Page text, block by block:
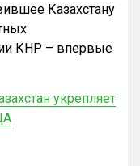
Казахстану
КНР – впервые
укрепляет